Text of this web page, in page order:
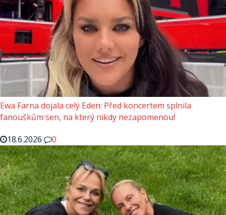
Ewa Farna dojala celý Eden: Před koncertem splnila
fanouškům sen, na který nikdy nezapomenou!
18.6.2026
0